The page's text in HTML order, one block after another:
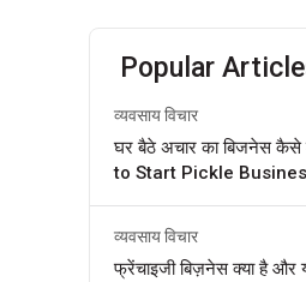
Popular
व्यवसाय विचार
घर बैठे अचार का बिजनेस
to Start Pickle
व्यवसाय विचार
फ्रेंचाइजी बिज़नेस क्या है और